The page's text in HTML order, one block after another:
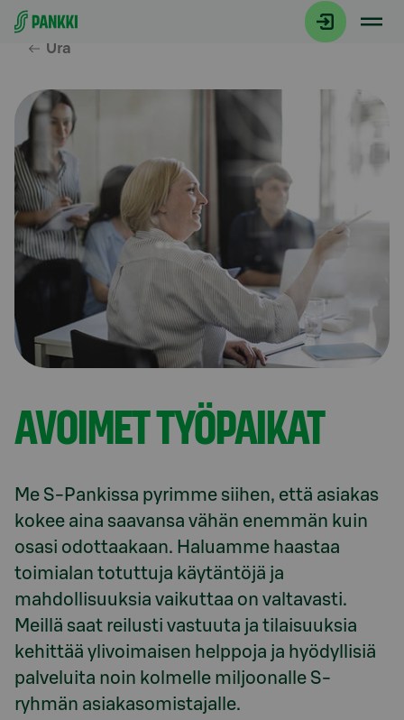
Siirry suoraan sisältöön
Ura
AVOIMET TYÖPAIKAT
Me S-Pankissa pyrimme siihen, että asiakas
kokee aina saavansa vähän enemmän kuin
osasi odottaakaan. Haluamme haastaa
toimialan totuttuja käytäntöjä ja
mahdollisuuksia vaikuttaa on valtavasti.
Meillä saat reilusti vastuuta ja tilaisuuksia
kehittää ylivoimaisen helppoja ja hyödyllisiä
palveluita noin kolmelle miljoonalle S-
ryhmän asiakasomistajalle.